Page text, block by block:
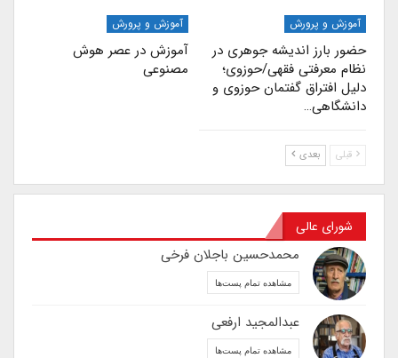
آموزش و پرورش
حضور بارز اندیشه جوهری در
نظام معرفتی فقهی/حوزوی؛
دلیل افتراق گفتمان حوزوی و
دانشگاهی…
آموزش و پرورش
آموزش در عصر هوش
مصنوعی
قبلی بعدی
شورای عالی
محمدحسین باجلان فرخی
مشاهده تمام پست‌ها
عبدالمجید ارفعی
مشاهده تمام پست‌ها